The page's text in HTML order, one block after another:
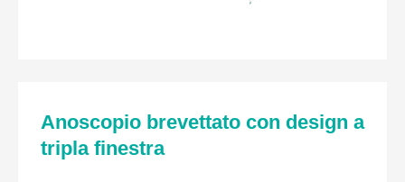
Anoscopio brevettato con design a
tripla finestra